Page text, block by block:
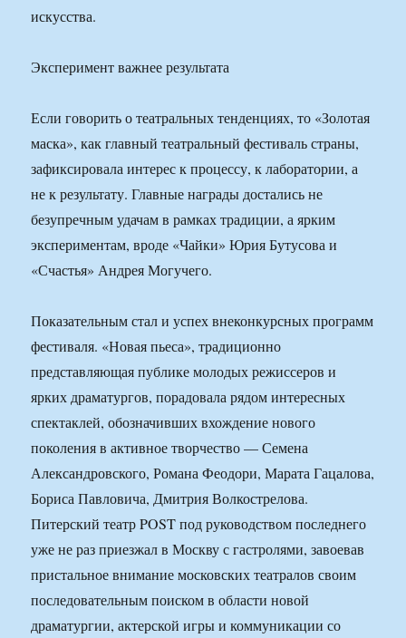
искусства.
Эксперимент важнее результата
Если говорить о театральных тенденциях, то «Золотая
маска», как главный театральный фестиваль страны,
зафиксировала интерес к процессу, к лаборатории, а
не к результату. Главные награды достались не
безупречным удачам в рамках традиции, а ярким
экспериментам, вроде «Чайки» Юрия Бутусова и
«Счастья» Андрея Могучего.
Показательным стал и успех внеконкурсных программ
фестиваля. «Новая пьеса», традиционно
представляющая публике молодых режиссеров и
ярких драматургов, порадовала рядом интересных
спектаклей, обозначивших вхождение нового
поколения в активное творчество — Семена
Александровского, Романа Феодори, Марата Гацалова,
Бориса Павловича, Дмитрия Волкострелова.
Питерский театр POST под руководством последнего
уже не раз приезжал в Москву с гастролями, завоевав
пристальное внимание московских театралов своим
последовательным поиском в области новой
драматургии, актерской игры и коммуникации со